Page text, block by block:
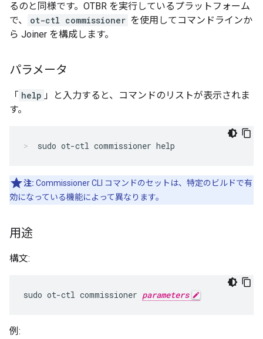
るのと同様です。OTBR を実行しているプラットフォーム
で、
ot-ctl commissioner を使用してコマンドラインか
ら Joiner を構成します。
パラメータ
「 help 」と入力すると、コマンドのリストが表示されま
す。
sudo ot-ctl commissioner help
注: Commissioner CLI コマンドのセットは、特定のビルドで有
効になっている機能によって異なります。
用途
構文:
sudo ot-ctl commissioner parameters
例: